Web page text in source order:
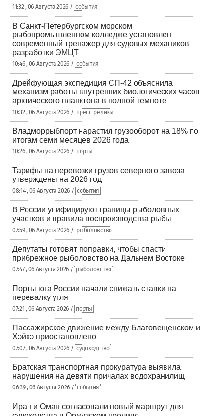
11:32 , 06 Августа 2026 / события
В Санкт-Петербургском морском
рыбопромышленном колледже установлен
современный тренажер для судовых механиков
разработки ЭМЦТ
10:46 , 06 Августа 2026 / события
Дрейфующая экспедиция СП-42 объяснила
механизм работы внутренних биологических часов
арктического планктона в полной темноте
10:32 , 06 Августа 2026 / пресс-релизы
Владморрыбпорт нарастил грузооборот на 18% по
итогам семи месяцев 2026 года
10:26 , 06 Августа 2026 / порты
Тарифы на перевозки грузов северного завоза
утверждены на 2026 год
08:14 , 06 Августа 2026 / события
В России унифицируют границы рыболовных
участков и правила воспроизводства рыбы
07:59 , 06 Августа 2026 / рыболовство
Депутаты готовят поправки, чтобы спасти
прибрежное рыболовство на Дальнем Востоке
07:47 , 06 Августа 2026 / рыболовство
Порты юга России начали снижать ставки на
перевалку угля
07:21 , 06 Августа 2026 / порты
Пассажирское движение между Благовещенском и
Хэйхэ приостановлено
07:07 , 06 Августа 2026 / судоходство
Братская транспортная прокуратура выявила
нарушения на девяти причалах водохранилищ
06:39 , 06 Августа 2026 / события
Иран и Оман согласовали новый маршрут для